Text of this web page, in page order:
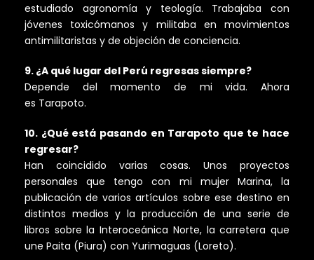
estudiado agronomía y teología. Trabajaba con
jóvenes toxicómanos y militaba en movimientos
antimilitaristas y de objeción de conciencia.
9. ¿A qué lugar del Perú regresas siempre?
Depende del momento de mi vida. Ahora
es Tarapoto.
10. ¿Qué está pasando en Tarapoto que te hace
regresar?
Han coincidido varias cosas. Unos proyectos
personales que tengo con mi mujer Marina, la
publicación de varios artículos sobre ese destino en
distintos medios y la producción de una serie de
libros sobre la Interoceánica Norte, la carretera que
une Paita (Piura) con Yurimaguas (Loreto).